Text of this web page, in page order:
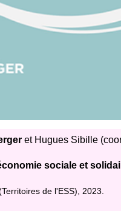
et Hugues Sibille
sociale et
de l'ESS), 2023.